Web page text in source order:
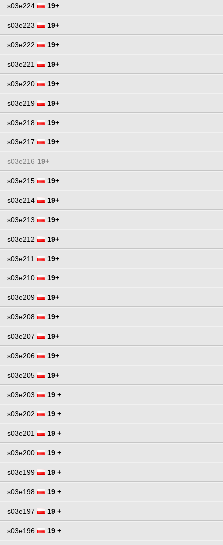
s03e224 19+
s03e223 19+
s03e222 19+
s03e221 19+
s03e220 19+
s03e219 19+
s03e218 19+
s03e217 19+
s03e216 19+
s03e215 19+
s03e214 19+
s03e213 19+
s03e212 19+
s03e211 19+
s03e210 19+
s03e209 19+
s03e208 19+
s03e207 19+
s03e206 19+
s03e205 19+
s03e203 19 +
s03e202 19 +
s03e201 19 +
s03e200 19 +
s03e199 19 +
s03e198 19 +
s03e197 19 +
s03e196 19 +